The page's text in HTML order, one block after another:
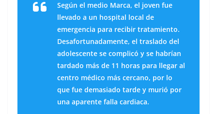
Según el medio Marca, el joven fue
llevado a un hospital local de
emergencia para recibir tratamiento.
Desafortunadamente, el traslado del
adolescente se complicó y se habrían
tardado más de 11 horas para llegar al
centro médico más cercano, por lo
que fue demasiado tarde y murió por
una aparente falla cardiaca.